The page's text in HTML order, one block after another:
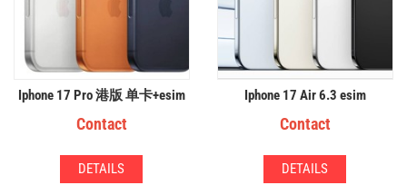
Iphone 17 Pro 港版 单卡+esim
Contact
DETAILS
Iphone 17 Air 6.3 esim
Contact
DETAILS
Apple Original 60W USB-C
Charge Cable (1m)
$15.00
DETAILS
Neshi 能适 30w 数显 超级快充
三口
$15.00
DETAILS